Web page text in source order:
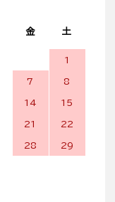
金 土
1
7 8
14 15
21 22
28 29